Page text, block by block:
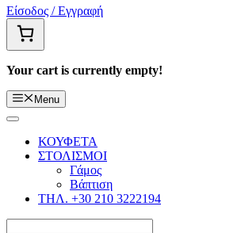
Είσοδος / Εγγραφή
Your cart is currently empty!
Menu
ΚΟΥΦΕΤΑ
ΣΤΟΛΙΣΜΟΙ
Γάμος
Βάπτιση
ΤΗΛ. +30 210 3222194